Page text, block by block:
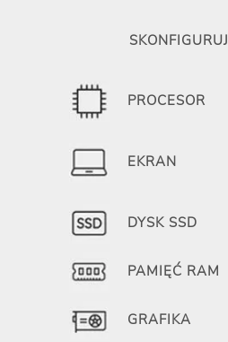
SKONFIGURUJ
PROCESOR
EKRAN
DYSK SSD
PAMIĘĆ RAM
GRAFIKA